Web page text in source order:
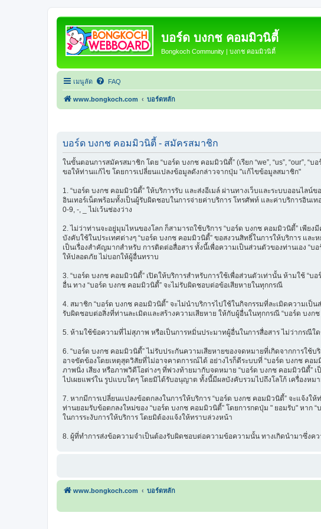
บอร์ด บงกช คอมมิวนิตี้
Bongkoch Community | บงกช คอมมิวนิตี้
เมนูลัด FAQ
www.bongkoch.com บอร์ดหลัก
บอร์ด บงกช คอมมิวนิตี้ - สมัครสมาชิก
ในขั้นตอนการสมัครสมาชิก โดย “บอร์ด บงกช คอมมิวนิตี้” (เรียก “we”, “us”, “our”,
ขอให้ท่านแก้ไข โดยการเปลี่ยนแปลงข้อมูลดังกล่าวจากปุ่ม "แก้ไขข้อมูลสมาชิก"
1. “บอร์ด บงกช คอมมิวนิตี้” ให้บริการรับ และส่งอีเมล์ ผ่านทางเว็บและระบบออนไ
อินเทอร์เน็ตพร้อมทั้งเป็นผู้รับผิดชอบในการจ่ายค่าบริการ โทรศัพท์ และค่าบริการอินเ
0-9, -, _ ไม่เว้นช่องว่าง
2. ไม่ว่าท่านจะอยู่มุมไหนของโลก ก็สามารถใช้บริการ “บอร์ด บงกช คอมมิวนิตี้” เพี
บังคับใช้ในประเทศต่างๆ “บอร์ด บงกช คอมมิวนิตี้” ขอสงวนสิทธิ์ในการให้บริการ แ
เป็นเรื่องสำคัญมากสำหรับ การติดต่อสื่อสาร ทั้งนี้เพื่อความเป็นส่วนตัวของท่านเอง “
ให้ปลอดภัย ไม่บอกให้ผู้อื่นทราบ
3. “บอร์ด บงกช คอมมิวนิตี้” เปิดให้บริการสำหรับการใช้เพื่อส่วนตัวเท่านั้น ห้ามใช้ “
อื่น ทาง “บอร์ด บงกช คอมมิวนิตี้” จะไม่รับผิดชอบต่อข้อเสียหายในทุกกรณี
4. สมาชิก “บอร์ด บงกช คอมมิวนิตี้” จะไม่นำบริการไปใช้ในกิจกรรมที่ละเมิดความเ
รับผิดชอบต่อสิ่งที่ท่านละเมิดและสร้างความเสียหาย ให้กับผู้อื่นในทุกกรณี “บอร์ด บงก
5. ห้ามใช้ข้อความที่ไม่สุภาพ หรือเป็นการหมิ่นประมาทผู้อื่นในการสื่อสาร ไม่ว่ากรณีใ
6. “บอร์ด บงกช คอมมิวนิตี้” ไม่รับประกันความเสียหายของจดหมายที่เกิดจากการใช้บ
อาจขัดข้องโดยเหตุสุดวิสัยที่ไม่อาจคาดการณ์ได้ อย่างไรก็ดีระบบที่ “บอร์ด บงกช ค
ภาพนิ่ง เสียง หรือภาพวิดีโอต่างๆ ที่พ่วงท้ายมากับจดหมาย “บอร์ด บงกช คอมมิวนิตี้”
ไปเผยแพร่ใน รูปแบบใดๆ โดยมิได้รับอนุญาต ทั้งนี้มีผลบังคับรวมไปถึงโลโก้ เครื่องห
7. หากมีการเปลี่ยนแปลงข้อตกลงในการให้บริการ “บอร์ด บงกช คอมมิวนิตี้” จะแจ้ง
ท่านยอมรับข้อตกลงใหม่ของ “บอร์ด บงกช คอมมิวนิตี้” โดยการกดปุ่ม " ยอมรับ" หาก
ในการระงับการให้บริการ โดยมิต้องแจ้งให้ทราบล่วงหน้า
8. ผู้ที่ทำการส่งข้อความจำเป็นต้องรับผิดชอบต่อความข้อความนั้น ทางเกิดนำมาซึ่ง
www.bongkoch.com บอร์ดหลัก